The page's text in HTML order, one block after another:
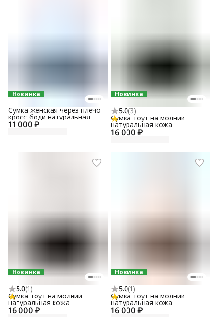
Новинка
11 000 ₽
Сумка женская через плечо
кросс-боди натуральная
кожа
Новинка
5.0(3)
16 000 ₽
Сумка тоут на молнии
натуральная кожа
Новинка
5.0(1)
16 000 ₽
Сумка тоут на молнии
натуральная кожа
Новинка
5.0(1)
16 000 ₽
Сумка тоут на молнии
натуральная кожа